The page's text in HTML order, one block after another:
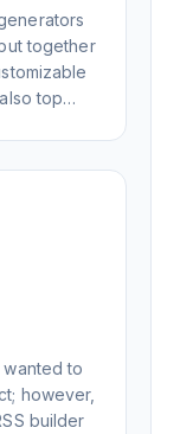
together
top
for all your
hub
you.
to
however,
builder